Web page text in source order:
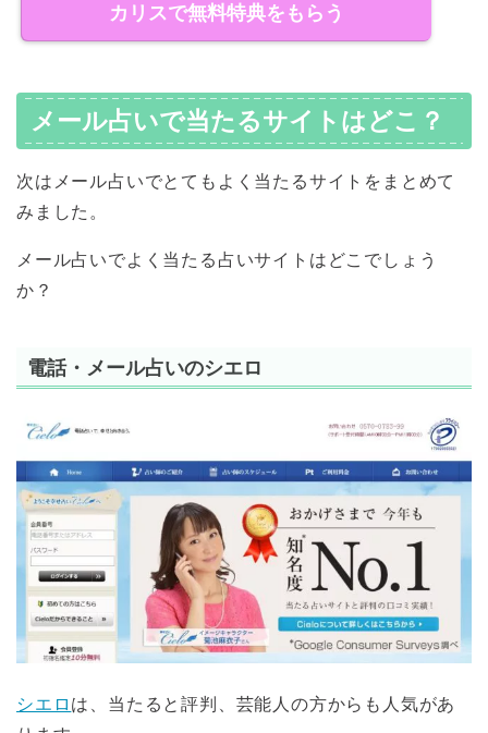
カリスで無料特典をもらう
メール占いで当たるサイトはどこ？
次はメール占いでとてもよく当たるサイトをまとめて
みました。
メール占いでよく当たる占いサイトはどこでしょう
か？
電話・メール占いのシエロ
シエロ は、当たると評判、芸能人の方からも人気があ